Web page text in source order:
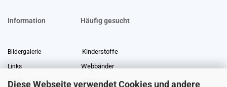
Diese Webseite verwendet Cookies und andere
Information Häufig gesucht
Bildergalerie Kinderstoffe
Links Webbänder
Stoffe Lexikon Stoffreste